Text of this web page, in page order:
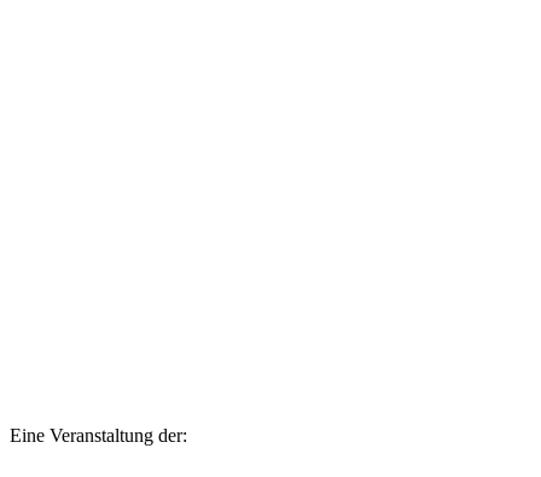
Eine Veranstaltung der: